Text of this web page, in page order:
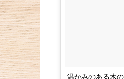
温かみのある木